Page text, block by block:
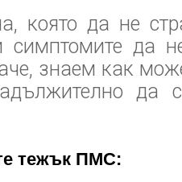
която да не
симптомите да
знаем как
да
тежък ПМС: